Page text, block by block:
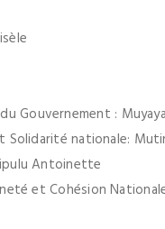
Gouvernement :
Solidarité nationale:
Antoinette
et Cohésion